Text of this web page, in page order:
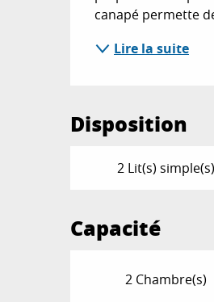
canapé permette
Lire la suite
Disposition
2 Lit(s) simple(s)
Capacité
2 Chambre(s)